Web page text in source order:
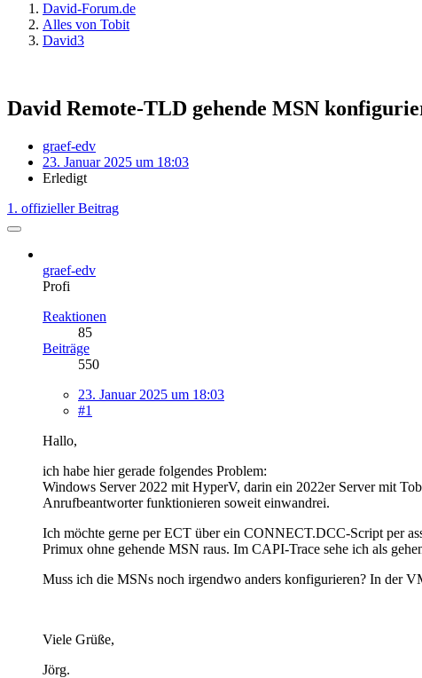
David-Forum.de
Alles von Tobit
David3
David Remote-TLD gehende MSN
graef-edv
23. Januar 2025 um 18:03
Erledigt
1. offizieller Beitrag
graef-edv
Profi
Reaktionen
85
Beiträge
550
23. Januar 2025 um 18:03
#1
Hallo,
ich habe hier gerade folgendes Problem:
Windows Server 2022 mit HyperV, darin ein 2022er Server mit
Anrufbeantworter funktionieren soweit einwandrei.
Ich möchte gerne per ECT über ein CONNECT.DCC-Script per
Primux ohne gehende MSN raus. Im CAPI-Trace sehe ich als
Muss ich die MSNs noch irgendwo anders konfigurieren? In der
Viele Grüße,
Jörg.